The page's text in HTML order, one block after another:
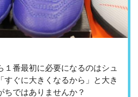
１番最初に必要になるのはシュ
すぐに大きくなるから」と大き
ちではありませんか？